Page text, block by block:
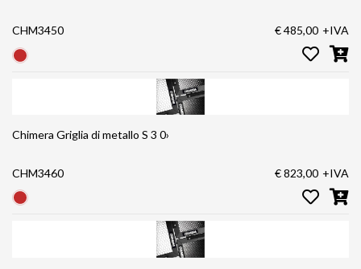
CHM3450 € 485,00 +IVA
Chimera Griglia di metallo S 3 0›
CHM3460 € 823,00 +IVA